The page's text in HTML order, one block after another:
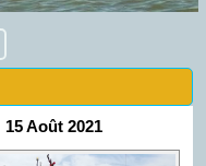
15 Août 2021